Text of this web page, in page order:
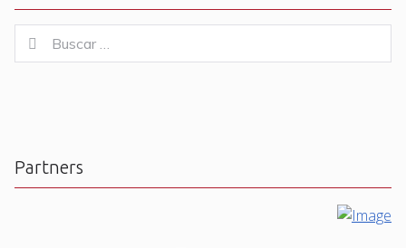
for:
Buscar
Partners